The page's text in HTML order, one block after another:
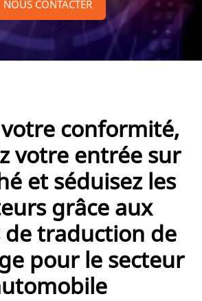
NOUS CONTACTER
conformité,
votre entrée sur
et séduisez les
grâce aux
de traduction de
pour le secteur